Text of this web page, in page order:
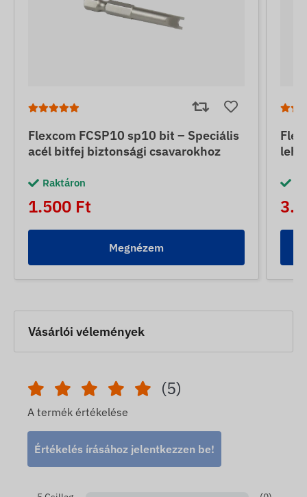
Flexcom FCSP10 sp10 bit – Speciális
acél bitfej biztonsági csavarokhoz
Raktáron
1.500 Ft
Megnézem
Vásárlói vélemények
(5)
A termék értékelése
Értékelés írásához jelentkezzen be!